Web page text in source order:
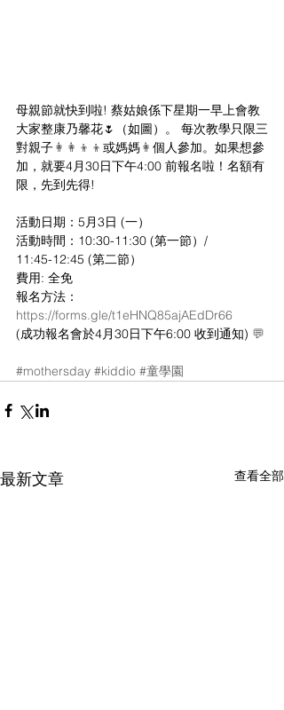
母親節就快到啦! 蔡姑娘係下星期一早上會教
大家整康乃馨花🌷（如圖）。 每次教學只限三
對親子👩‍👩‍👦‍👦 或媽媽👩 個人參加。如果想參
加，就要4月30日下午4:00 前報名啦！名額有
限，先到先得!
活動日期：5月3日 (一）
活動時間：10:30-11:30 (第一節）/
11:45-12:45 (第二節）
費用: 全免
報名方法：
https://forms.gle/t1eHNQ85ajAEdDr66
(成功報名會於4月30日下午6:00 收到通知) 💬
#mothersday #kiddio #童學園
最新文章 查看全部